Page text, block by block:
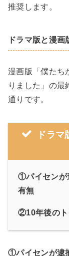
推奨します。
ドラマ版と漫
漫画版「僕たち
りました」の最
通りです。
ドラ
①パイセンが
有無
②10年後のト
①パイセンが逮